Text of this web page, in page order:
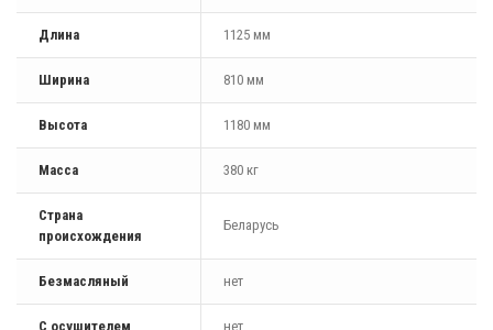
Длина 1125 мм
Ширина 810 мм
Высота 1180 мм
Масса 380 кг
Страна
происхождения
Беларусь
Безмасляный нет
С осушителем нет